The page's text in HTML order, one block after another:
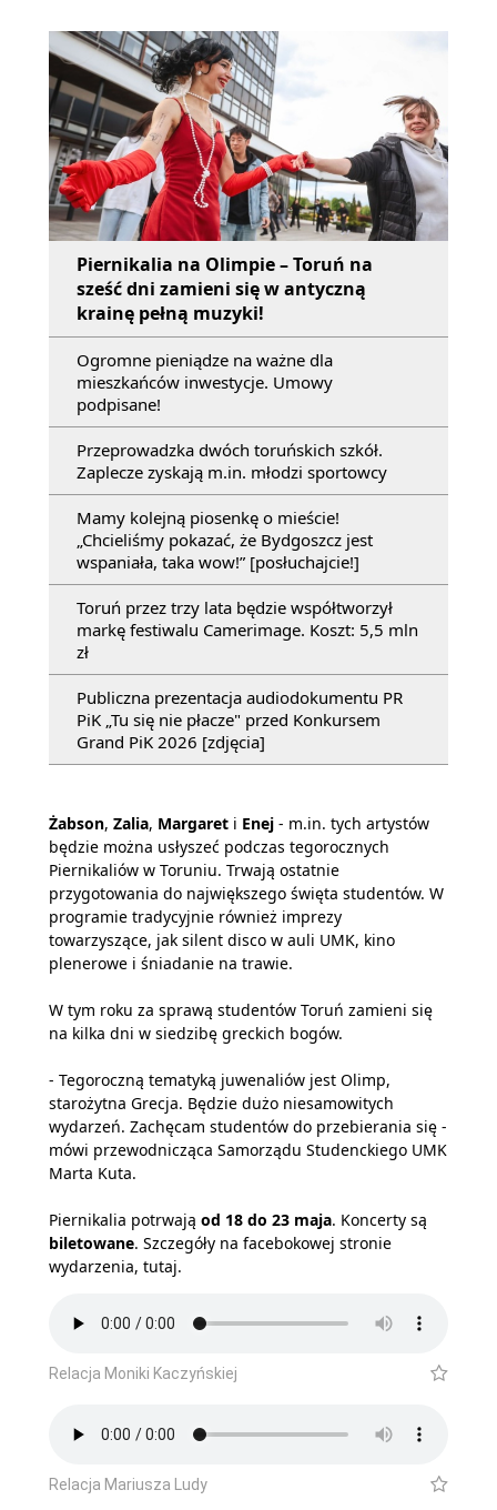
Piernikalia na Olimpie – Toruń na
sześć dni zamieni się w antyczną
krainę pełną muzyki!
Ogromne pieniądze na ważne dla
mieszkańców inwestycje. Umowy
podpisane!
Przeprowadzka dwóch toruńskich szkół.
Zaplecze zyskają m.in. młodzi sportowcy
Mamy kolejną piosenkę o mieście!
„Chcieliśmy pokazać, że Bydgoszcz jest
wspaniała, taka wow!” [posłuchajcie!]
Toruń przez trzy lata będzie współtworzył
markę festiwalu Camerimage. Koszt: 5,5 mln
zł
Publiczna prezentacja audiodokumentu PR
PiK „Tu się nie płacze" przed Konkursem
Grand PiK 2026 [zdjęcia]
Żabson, Zalia, Margaret i Enej - m.in. tych artystów
będzie można usłyszeć podczas tegorocznych
Piernikaliów w Toruniu. Trwają ostatnie
przygotowania do największego święta studentów. W
programie tradycyjnie również imprezy
towarzyszące, jak silent disco w auli UMK, kino
plenerowe i śniadanie na trawie.
W tym roku za sprawą studentów Toruń zamieni się
na kilka dni w siedzibę greckich bogów.
- Tegoroczną tematyką juwenaliów jest Olimp,
starożytna Grecja. Będzie dużo niesamowitych
wydarzeń. Zachęcam studentów do przebierania się -
mówi przewodnicząca Samorządu Studenckiego UMK
Marta Kuta.
Piernikalia potrwają od 18 do 23 maja. Koncerty są
biletowane. Szczegóły na facebokowej stronie
wydarzenia, tutaj.
Relacja Moniki Kaczyńskiej
Relacja Mariusza Ludy